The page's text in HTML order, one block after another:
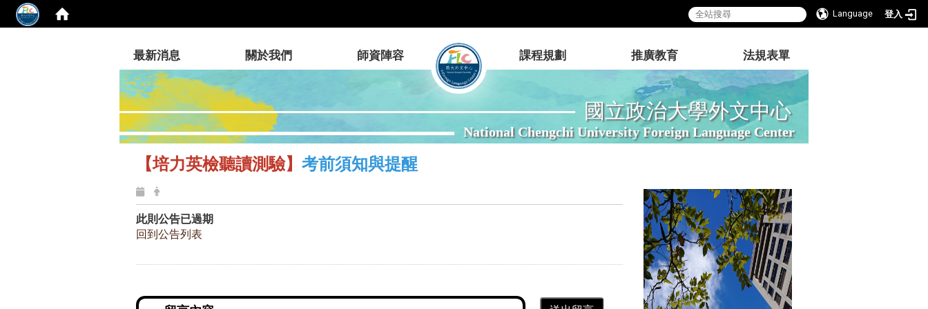
Language 登入
國立政治大學外文中心
National Chengchi University Foreign Language Center
最新消息 關於我們 師資陣容 課程規劃 推廣教育 法規表單
【培力英檢聽讀測驗】 考前須知與提醒
此則公告已過期
回到公告列表